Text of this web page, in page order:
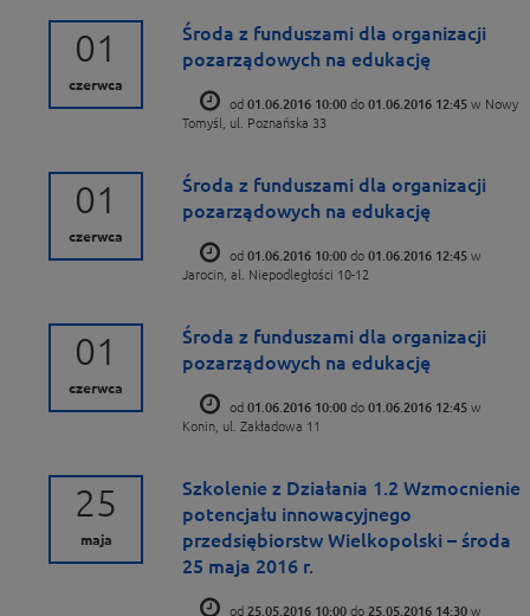
01
czerwca
Środa z funduszami dla organizacji
pozarządowych na edukację
od 01.06.2016 10:00 do 01.06.2016 12:45 w Nowy
Tomyśl, ul. Poznańska 33
01
czerwca
Środa z funduszami dla organizacji
pozarządowych na edukację
od 01.06.2016 10:00 do 01.06.2016 12:45 w
Jarocin, al. Niepodległości 10-12
01
czerwca
Środa z funduszami dla organizacji
pozarządowych na edukację
od 01.06.2016 10:00 do 01.06.2016 12:45 w
Konin, ul. Zakładowa 11
25
maja
Szkolenie z Działania 1.2 Wzmocnienie
potencjału innowacyjnego
przedsiębiorstw Wielkopolski – środa
25 maja 2016 r.
od 25.05.2016 10:00 do 25.05.2016 14:30 w